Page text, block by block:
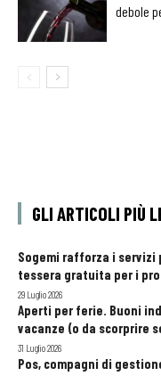
debole
GLI ARTICOLI PIÙ
Sogemi rafforza i
tessera gratuita per i
29 Luglio 2026
Aperti per ferie. Buoni
vacanze (o da scorprire
31 Luglio 2026
Pos, compagni di